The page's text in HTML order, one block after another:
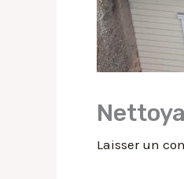
Laisser un